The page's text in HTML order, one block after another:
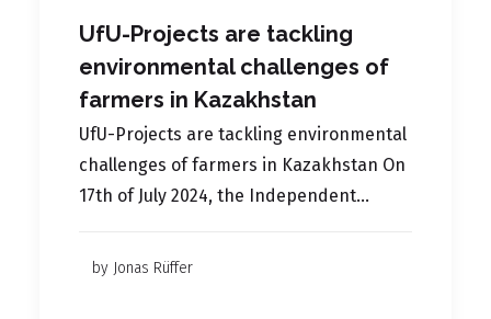
UfU-Projects are tackling
environmental challenges of
farmers in Kazakhstan
UfU-Projects are tackling environmental
challenges of farmers in Kazakhstan On
17th of July 2024, the Independent…
by Jonas Rüffer